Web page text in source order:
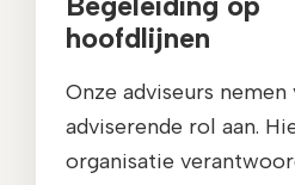
hoofdlijnen
Onze adviseurs
adviserende rol aan.
organisatie